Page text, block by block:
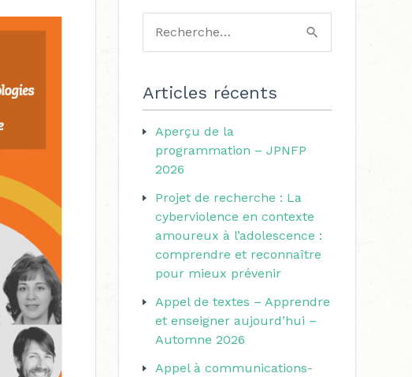
c
h
e
Articles récents
Aperçu de la
programmation – JPNFP
2026
Projet de recherche : La
cyberviolence en contexte
amoureux à l’adolescence :
comprendre et reconnaître
pour mieux prévenir
Appel de textes – Apprendre
et enseigner aujourd’hui –
Automne 2026
Appel à communications-
t
g
o
e